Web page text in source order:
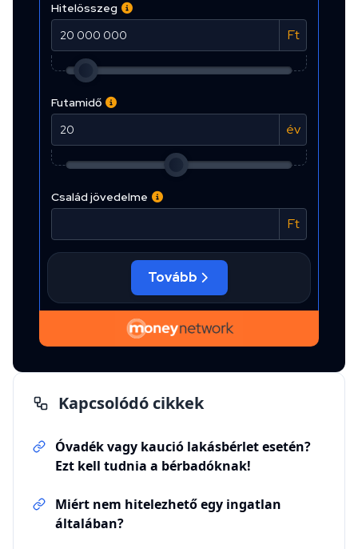
Kapcsolódó cikkek
Óvadék vagy kaució lakásbérlet esetén?
Ezt kell tudnia a bérbadóknak!
Miért nem hitelezhető egy ingatlan
általában?